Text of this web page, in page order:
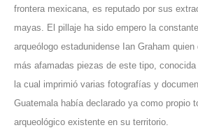
frontera mexicana, es reputado por sus
mayas. El pillaje ha sido empero la
arqueólogo estadunidense Ian Graham
más afamadas piezas de este tipo,
la cual imprimió varias fotografías y
Guatemala había declarado ya como propio
arqueológico existente en su territorio.